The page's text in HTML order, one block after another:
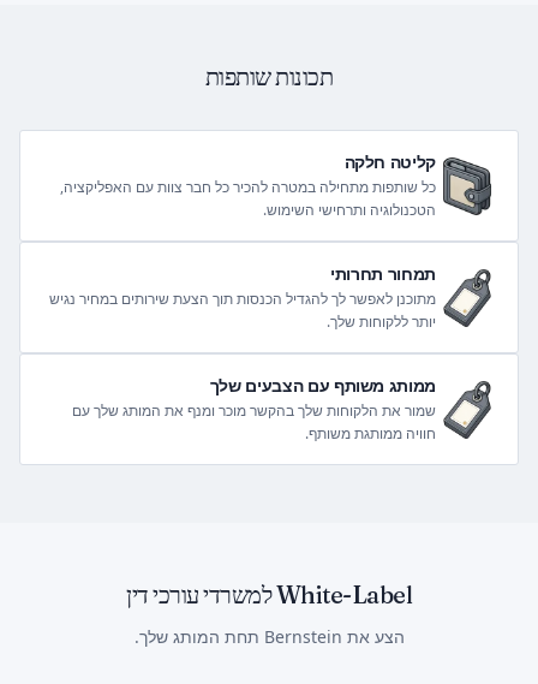
תכונות שותפות
קליטה חלקה
כל שותפות מתחילה במטרה להכיר כל חבר צוות עם האפליקציה,
הטכנולוגיה ותרחישי השימוש.
תמחור תחרותי
מתוכנן לאפשר לך להגדיל הכנסות תוך הצעת שירותים במחיר נגיש
יותר ללקוחות שלך.
ממותג משותף עם הצבעים שלך
שמור את הלקוחות שלך בהקשר מוכר ומנף את המותג שלך עם
חוויה ממותגת משותף.
White-Label למשרדי עורכי דין
הצע את Bernstein תחת המותג שלך.